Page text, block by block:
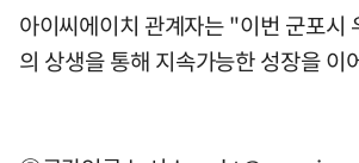
아이씨에이치 관계자는 "이번 군포시
의 상생을 통해 지속가능한 성장을 이